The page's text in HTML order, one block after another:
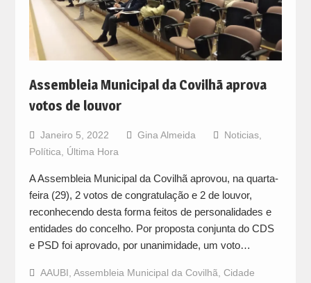
Assembleia Municipal da Covilhã aprova
votos de louvor
Janeiro 5, 2022 Gina Almeida Noticias,
Política, Última Hora
A Assembleia Municipal da Covilhã aprovou, na quarta-
feira (29), 2 votos de congratulação e 2 de louvor,
reconhecendo desta forma feitos de personalidades e
entidades do concelho. Por proposta conjunta do CDS
e PSD foi aprovado, por unanimidade, um voto…
AAUBI, Assembleia Municipal da Covilhã, Cidade